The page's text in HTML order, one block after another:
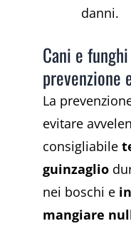
danni.
Cani e
prevenzione
La
evitare
consigliabile
guinzaglio
nei boschi e
mangiare